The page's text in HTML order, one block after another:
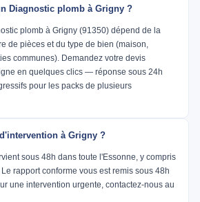
Diagnostic plomb à Grigny ?
plomb à Grigny (91350) dépend de la
de pièces et du type de bien (maison,
communes). Demandez votre devis
en quelques clics — réponse sous 24h
pour les packs de plusieurs
à Grigny ?
sous 48h dans toute l'Essonne, y compris
rapport conforme vous est remis sous 48h
une intervention urgente, contactez-nous au